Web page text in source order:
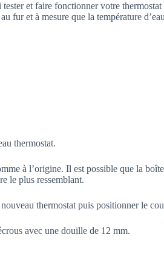
tester et faire fonctionner votre thermostat
fur et à mesure que la température
thermostat.
à l’origine. Il est possible que la
le plus ressemblant.
thermostat puis positionner le
avec une douille de 12 mm.